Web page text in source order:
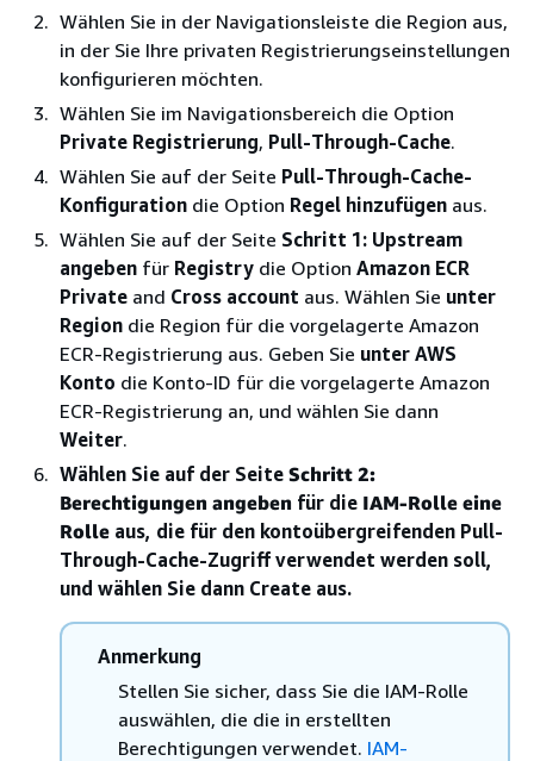
Wählen Sie in der Navigationsleiste die Region aus,
in der Sie Ihre privaten Registrierungseinstellungen
konfigurieren möchten.
Wählen Sie im Navigationsbereich die Option
Private Registrierung, Pull-Through-Cache.
Wählen Sie auf der Seite Pull-Through-Cache-
Konfiguration die Option Regel hinzufügen aus.
Wählen Sie auf der Seite Schritt 1: Upstream
angeben für Registry die Option Amazon ECR
Private and Cross account aus. Wählen Sie unter
Region die Region für die vorgelagerte Amazon
ECR-Registrierung aus. Geben Sie unter AWS
Konto die Konto-ID für die vorgelagerte Amazon
ECR-Registrierung an, und wählen Sie dann
Weiter.
Wählen Sie auf der Seite Schritt 2:
Berechtigungen angeben für die IAM-Rolle eine
Rolle aus, die für den kontoübergreifenden Pull-
Through-Cache-Zugriff verwendet werden soll,
und wählen Sie dann Create aus.
Anmerkung
Stellen Sie sicher, dass Sie die IAM-Rolle
auswählen, die die in erstellten
Berechtigungen verwendet. IAM-